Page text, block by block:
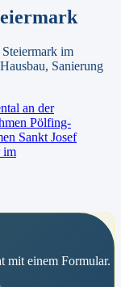
Steiermark im
Sanierung
an der
Pölfing-
Sankt Josef
im
mit einem Formular.